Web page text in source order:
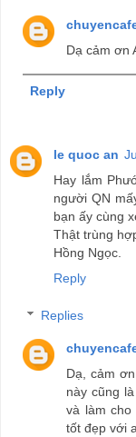
Dạ cảm ơn
Reply
le quoc an
Hay lắm
người QN
bạn ấy cùng
Thật trùng
Hồng Ngọc.
Reply
Replies
Dạ, cảm
này cũng
và làm cho
tốt đẹp với